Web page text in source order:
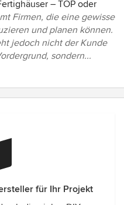
– TOP oder
Firmen, die eine gewisse
und planen können.
jedoch nicht der Kunde
sondern...
für Ihr Projekt